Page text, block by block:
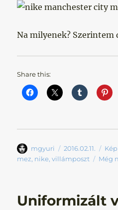
Na milyenek? Szerintem
Share this:
Szerző
mgyuri Közzétéve
2016.02.11. Kép
mez, nike,villámposzt Még
Uniformizált